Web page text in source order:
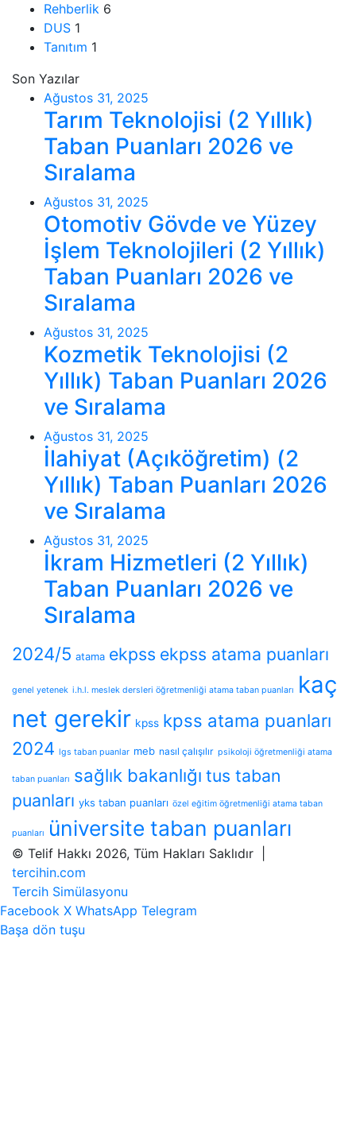
Rehberlik 6
DUS 1
Tanıtım 1
Son Yazılar
Ağustos 31, 2025
Tarım Teknolojisi (2 Yıllık)
Taban Puanları 2026 ve
Sıralama
Ağustos 31, 2025
Otomotiv Gövde ve Yüzey
İşlem Teknolojileri (2 Yıllık)
Taban Puanları 2026 ve
Sıralama
Ağustos 31, 2025
Kozmetik Teknolojisi (2
Yıllık) Taban Puanları 2026
ve Sıralama
Ağustos 31, 2025
İlahiyat (Açıköğretim) (2
Yıllık) Taban Puanları 2026
ve Sıralama
Ağustos 31, 2025
İkram Hizmetleri (2 Yıllık)
Taban Puanları 2026 ve
Sıralama
2024/5 atama ekpss ekpss atama puanları
genel yetenek i.h.l. meslek dersleri öğretmenliği atama taban puanları
kaç
net gerekir kpss kpss atama puanları
2024 lgs taban puanlar meb nasıl çalışılır psikoloji öğretmenliği atama
taban puanları sağlık bakanlığı tus taban
puanları yks taban puanları özel eğitim öğretmenliği atama taban
puanları üniversite taban puanları
© Telif Hakkı 2026, Tüm Hakları Saklıdır |
tercihin.com
Tercih Simülasyonu
Facebook X WhatsApp Telegram
Başa dön tuşu